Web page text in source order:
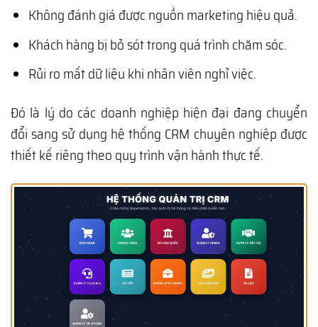
Không đánh giá được nguồn marketing hiệu quả.
Khách hàng bị bỏ sót trong quá trình chăm sóc.
Rủi ro mất dữ liệu khi nhân viên nghỉ việc.
Đó là lý do các doanh nghiệp hiện đại đang chuyển
đổi sang sử dụng hệ thống CRM chuyên nghiệp được
thiết kế riêng theo quy trình vận hành thực tế.